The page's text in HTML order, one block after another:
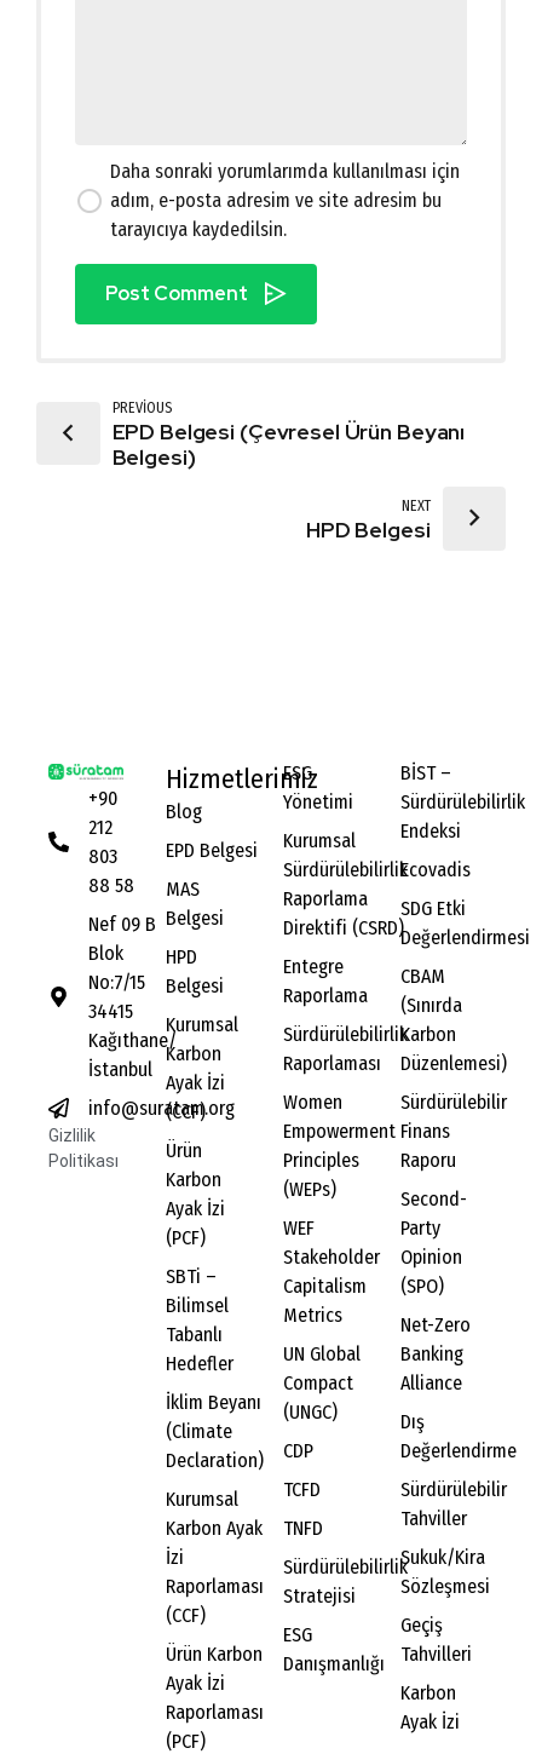
Daha sonraki yorumlarımda kullanılması için
adım, e-posta adresim ve site adresim bu
tarayıcıya kaydedilsin.
Post Comment
PREVIOUS
EPD Belgesi (Çevresel Ürün Beyanı
Belgesi)
NEXT
HPD Belgesi
+90
212
803
88 58
Nef 09 B
Blok
No:7/15
34415
Kağıthane/
İstanbul
info@suratam.org
Gizlilik
Politikası
Hizmetlerimiz
Blog
EPD Belgesi
MAS
Belgesi
HPD
Belgesi
Kurumsal
Karbon
Ayak İzi
(CCF)
Ürün
Karbon
Ayak İzi
(PCF)
SBTi –
Bilimsel
Tabanlı
Hedefler
İklim Beyanı
(Climate
Declaration)
Kurumsal
Karbon Ayak
İzi
Raporlaması
(CCF)
Ürün Karbon
Ayak İzi
Raporlaması
(PCF)
ESG
Yönetimi
Kurumsal
Sürdürülebilirlik
Raporlama
Direktifi (CSRD)
Entegre
Raporlama
Sürdürülebilirlik
Raporlaması
Women
Empowerment
Principles
(WEPs)
WEF
Stakeholder
Capitalism
Metrics
UN Global
Compact
(UNGC)
CDP
TCFD
TNFD
Sürdürülebilirlik
Stratejisi
ESG
Danışmanlığı
BİST –
Sürdürülebilirlik
Endeksi
Ecovadis
SDG Etki
Değerlendirmesi
CBAM
(Sınırda
Karbon
Düzenlemesi)
Sürdürülebilir
Finans
Raporu
Second-
Party
Opinion
(SPO)
Net-Zero
Banking
Alliance
Dış
Değerlendirme
Sürdürülebilir
Tahviller
Sukuk/Kira
Sözleşmesi
Geçiş
Tahvilleri
Karbon
Ayak İzi